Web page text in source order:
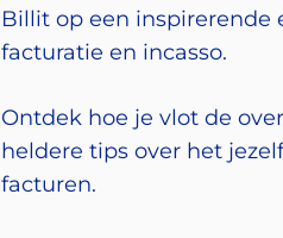
Billit op een inspirerende
facturatie en incasso.
Ontdek hoe je vlot de
heldere tips over het
facturen.